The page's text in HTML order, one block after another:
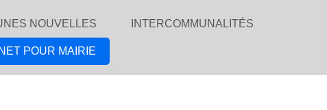
NOUVELLES INTERCOMMUNALITÉS
POUR MAIRIE